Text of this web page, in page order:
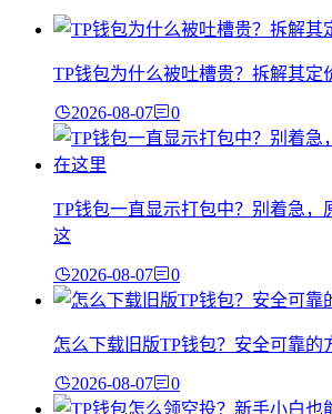
TP钱包为什么被吐槽贵？拆解其定
2026-08-07 0
TP钱包一直显示打包中？别着急，
这
2026-08-07 0
怎么下载旧版TP钱包？安全可靠的
2026-08-07 0